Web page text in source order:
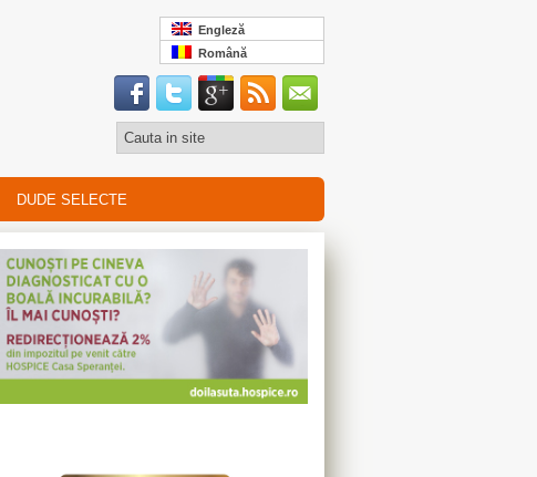
Engleză
Română
DUDE SELECTE